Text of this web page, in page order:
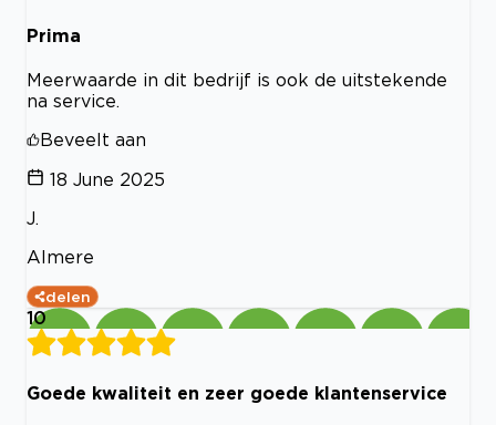
Prima
Meerwaarde in dit bedrijf is ook de uitstekende
na service.
Beveelt aan
18 June 2025
J.
Almere
delen
10
Goede kwaliteit en zeer goede klantenservice